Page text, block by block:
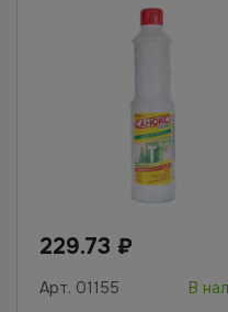
229.73 ₽
Арт. 01155
В